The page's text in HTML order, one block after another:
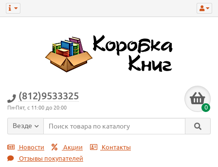
(812)9533325
Пн-Пят, с 11:00 до 20:00 0
Везде
Новости Акции
Контакты
Отзывы покупателей